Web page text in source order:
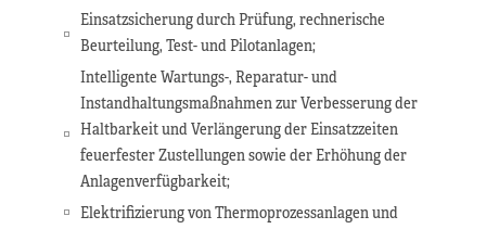
Einsatzsicherung durch Prüfung, rechnerische
Beurteilung, Test- und Pilotanlagen;
Intelligente Wartungs-, Reparatur- und
Instandhaltungsmaßnahmen zur Verbesserung der
Haltbarkeit und Verlängerung der Einsatzzeiten
feuerfester Zustellungen sowie der Erhöhung der
Anlagenverfügbarkeit;
Elektrifizierung von Thermoprozessanlagen und